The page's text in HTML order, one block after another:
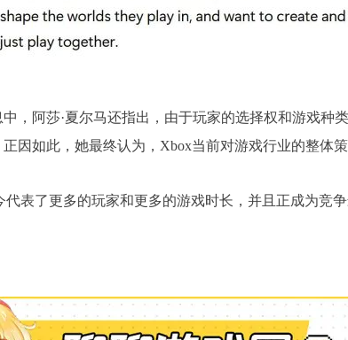
，阿莎·夏尔马还指出，由于玩家的选择权和游戏种
因如此，她最终认为，Xbox当前对游戏行业的整体
代表了更多的玩家和更多的游戏时长，并且正成为竞